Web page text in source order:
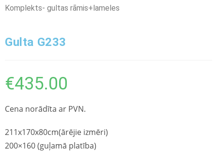
Komplekts- gultas rāmis+lameles
Gulta G233
€435.00
Cena norādīta ar PVN.
211x170x80cm(ārējie izmēri)
200×160 (guļamā platība)